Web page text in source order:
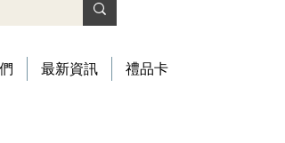
最新資訊 禮品卡